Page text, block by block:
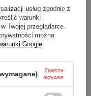
usług zgodnie z
warunki
Twojej przeglądarce.
można
Google.
Zawsze
aktywne